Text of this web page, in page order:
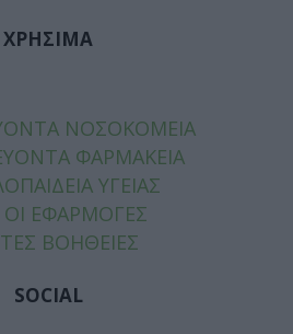
ΧΡΗΣΙΜΑ
ΝΟΣΟΚΟΜΕΙΑ
ΦΑΡΜΑΚΕΙΑ
ΥΓΕΙΑΣ
ΕΦΑΡΜΟΓΕΣ
ΒΟΗΘΕΙΕΣ
SOCIAL